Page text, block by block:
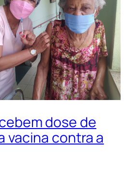
dose de
vacina contra a